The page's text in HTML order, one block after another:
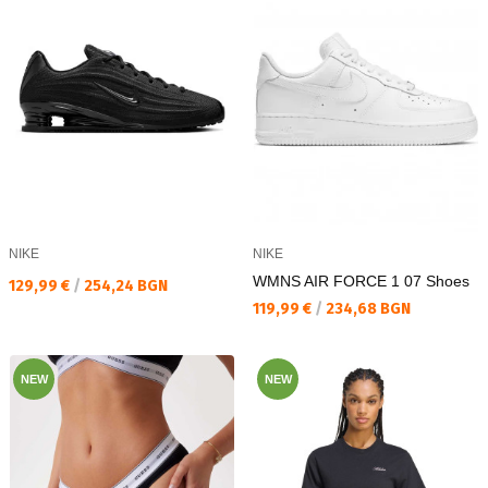
NIKE
Текуща цена:
129,99 € / 254,24 BGN
NIKE
WMNS AIR FORCE 1 07 Shoes
Текуща цена:
119,99 € / 234,68 BGN
NEW NEW